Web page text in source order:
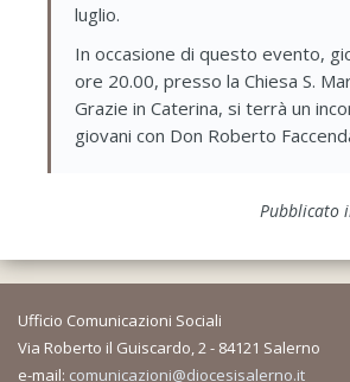
luglio.
In occasione di questo evento,
ore 20.00, presso la Chiesa S.
Grazie in Caterina, si terrà un
giovani con Don Roberto
Pubblicato
Ufficio Comunicazioni Sociali
Via Roberto il Guiscardo, 2 - 84121 Salerno
e-mail: comunicazioni@diocesisalerno.it